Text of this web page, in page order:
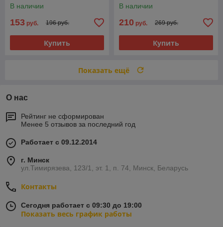
В наличии
153 руб. 196 руб.
Купить
В наличии
210 руб. 269 руб.
Купить
Показать ещё
О нас
Рейтинг не сформирован
Менее 5 отзывов за последний год
Работает с 09.12.2014
г. Минск
ул.Тимирязева, 123/1, эт. 1, п. 74, Минск, Беларусь
Контакты
Сегодня работает с 09:30 до 19:00
Показать весь график работы